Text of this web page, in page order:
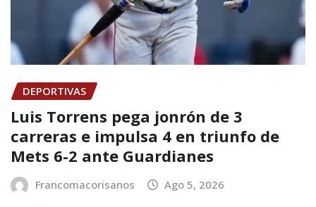
DEPORTIVAS
Luis Torrens pega jonrón de 3
carreras e impulsa 4 en triunfo de
Mets 6-2 ante Guardianes
Francomacorisanos Ago 5, 2026